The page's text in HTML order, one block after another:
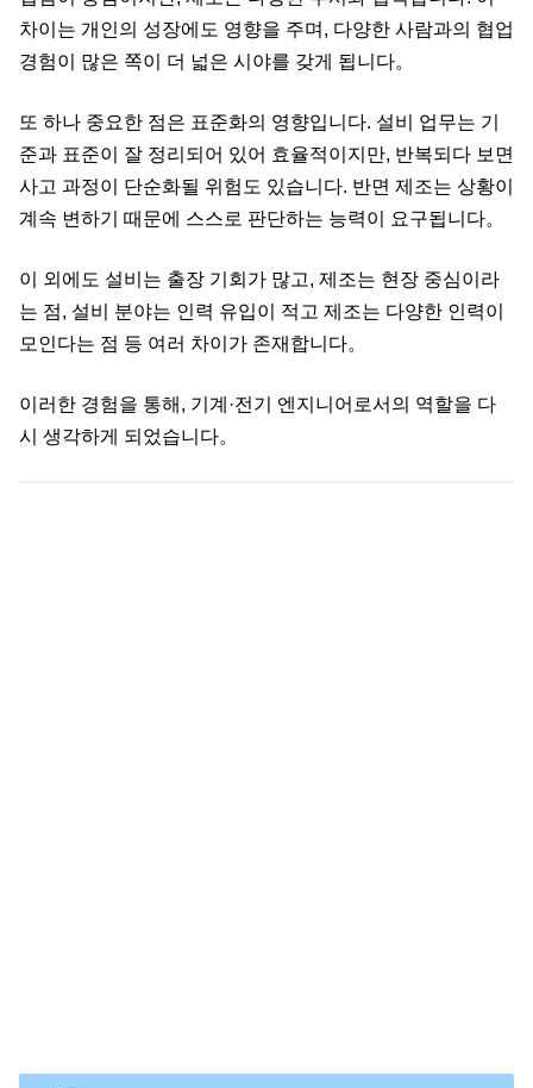
차이는 개인의 성장에도 영향을 주며, 다양한 사람과의 협업
경험이 많은 쪽이 더 넓은 시야를 갖게 됩니다。
또 하나 중요한 점은 표준화의 영향입니다. 설비 업무는 기
준과 표준이 잘 정리되어 있어 효율적이지만, 반복되다 보면
사고 과정이 단순화될 위험도 있습니다. 반면 제조는 상황이
계속 변하기 때문에 스스로 판단하는 능력이 요구됩니다。
이 외에도 설비는 출장 기회가 많고, 제조는 현장 중심이라
는 점, 설비 분야는 인력 유입이 적고 제조는 다양한 인력이
모인다는 점 등 여러 차이가 존재합니다。
이러한 경험을 통해, 기계·전기 엔지니어로서의 역할을 다
시 생각하게 되었습니다。